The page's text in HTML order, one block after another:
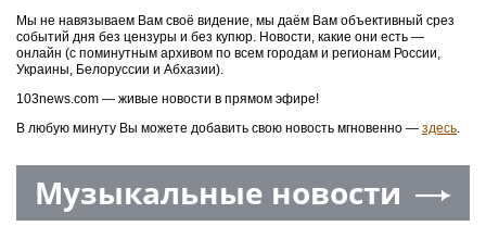
Мы не навязываем Вам своё видение, мы даём Вам объективный срез
событий дня без цензуры и без купюр. Новости, какие они есть —
онлайн (с поминутным архивом по всем городам и регионам России,
Украины, Белоруссии и Абхазии).
103news.com — живые новости в прямом эфире!
В любую минуту Вы можете добавить свою новость мгновенно — здесь.
Музыкальные новости